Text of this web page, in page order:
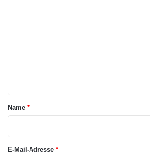
aName *
E-Mail-Adresse *